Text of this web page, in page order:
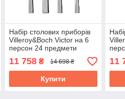
Набір столових приборів
Villeroy&Boch Victor на 6
персон 24 предмети
1263509037
11 758₴ 14 698 ₴
Купити
11